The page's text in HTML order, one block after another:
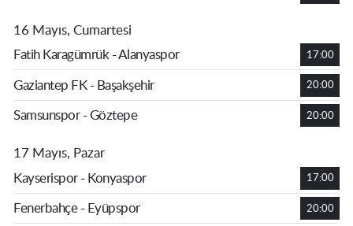
16 Mayıs, Cumartesi
Fatih Karagümrük - Alanyaspor
17:00
Gaziantep FK - Başakşehir 20:00
Samsunspor - Göztepe 20:00
17 Mayıs, Pazar
Kayserispor - Konyaspor
17:00
Fenerbahçe - Eyüpspor 20:00